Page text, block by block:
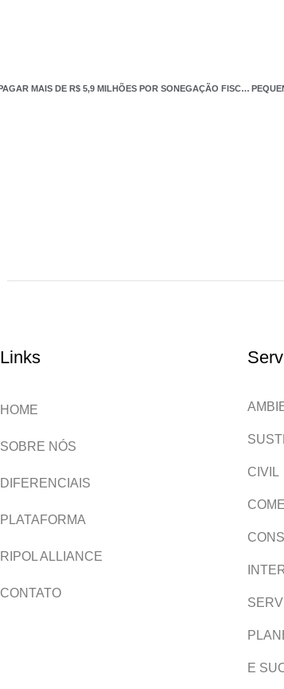
TRIBUNAL CONDENA ADMINISTRADOR A PAGAR MAIS DE R$ 5,9 MILHÕES POR SONEGAÇÃO FISCAL
Links
HOME
SOBRE NÓS
DIFERENCIAIS
PLATAFORMA
RIPOL ALLIANCE
CONTATO
CIVIL
E